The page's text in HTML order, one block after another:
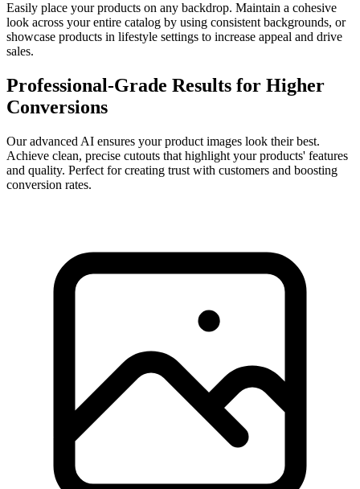
Easily place your products on any backdrop. Maintain a cohesive
look across your entire catalog by using consistent backgrounds, or
showcase products in lifestyle settings to increase appeal and drive
sales.
Professional-Grade Results for Higher
Conversions
Our advanced AI ensures your product images look their best.
Achieve clean, precise cutouts that highlight your products' features
and quality. Perfect for creating trust with customers and boosting
conversion rates.